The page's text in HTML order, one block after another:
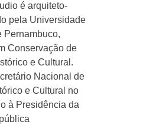
é arquiteto-
pela Universidade
Pernambuco,
Conservação de
e Cultural.
Nacional de
e Cultural no
à Presidência da